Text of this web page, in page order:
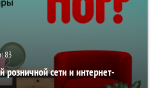
83
сети и интернет-